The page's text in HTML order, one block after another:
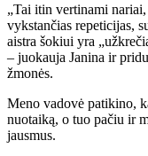
„Tai itin vertinami
vykstančias repeticijas,
aistra šokiui yra
– juokauja Janina ir
žmonės.
Meno vadovė patikino,
nuotaiką, o tuo pačiu ir
jausmus.